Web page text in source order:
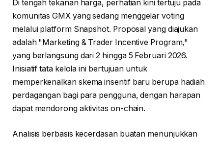
Di tengah tekanan harga, perhatian kini tertuju pada
komunitas GMX yang sedang menggelar voting
melalui platform Snapshot. Proposal yang diajukan
adalah "Marketing & Trader Incentive Program,"
yang berlangsung dari 2 hingga 5 Februari 2026.
Inisiatif tata kelola ini bertujuan untuk
memperkenalkan skema insentif baru berupa hadiah
perdagangan bagi para pengguna, dengan harapan
dapat mendorong aktivitas on-chain.
Analisis berbasis kecerdasan buatan menunjukkan